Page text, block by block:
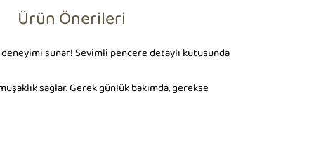
Ürün Önerileri
sunar! Sevimli pencere detaylı kutusunda
sağlar. Gerek günlük bakımda, gerekse